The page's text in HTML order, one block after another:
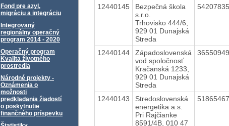
Fond pre azyl,
migráciu a integráciu
Integrovaný
regionálny operačný
program 2014 - 2020
Operačný program
Kvalita životného
prostredia
Národné projekty -
Oznámenia o
možnosti
predkladania žiadostí
o poskytnutie
finančného príspevku
12440145
Bezpečná škola
s.r.o.
Trhovisko 444/6,
929 01 Dunajská
Streda
54207835
12440144
Západoslovenská
vod.spoločnosť
Kračanská 1233,
929 01 Dunajská
Streda
36550949
12440143
Stredoslovenská
energetika a.s.
Pri Rajčianke
8591/4B, 010 47
51865467